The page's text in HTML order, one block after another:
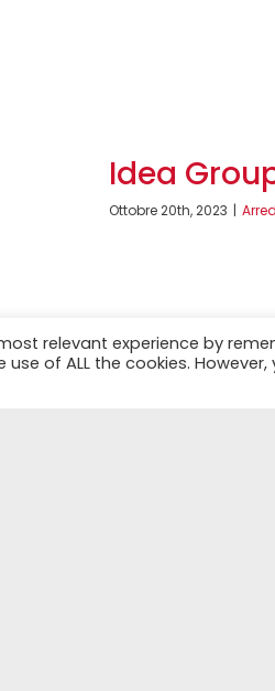
Idea
Ottobre 20th, 2023 |
relevant experience by
of ALL the cookies.